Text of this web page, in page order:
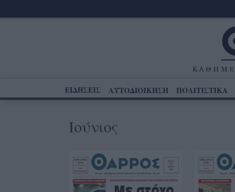
ΕΙΔΗΣΕΙΣ ΑΥΤΟΔΙΟΙΚΗΣΗ ΠΟΛΙΤΙΣΤΙΚΑ
Ιούνιος